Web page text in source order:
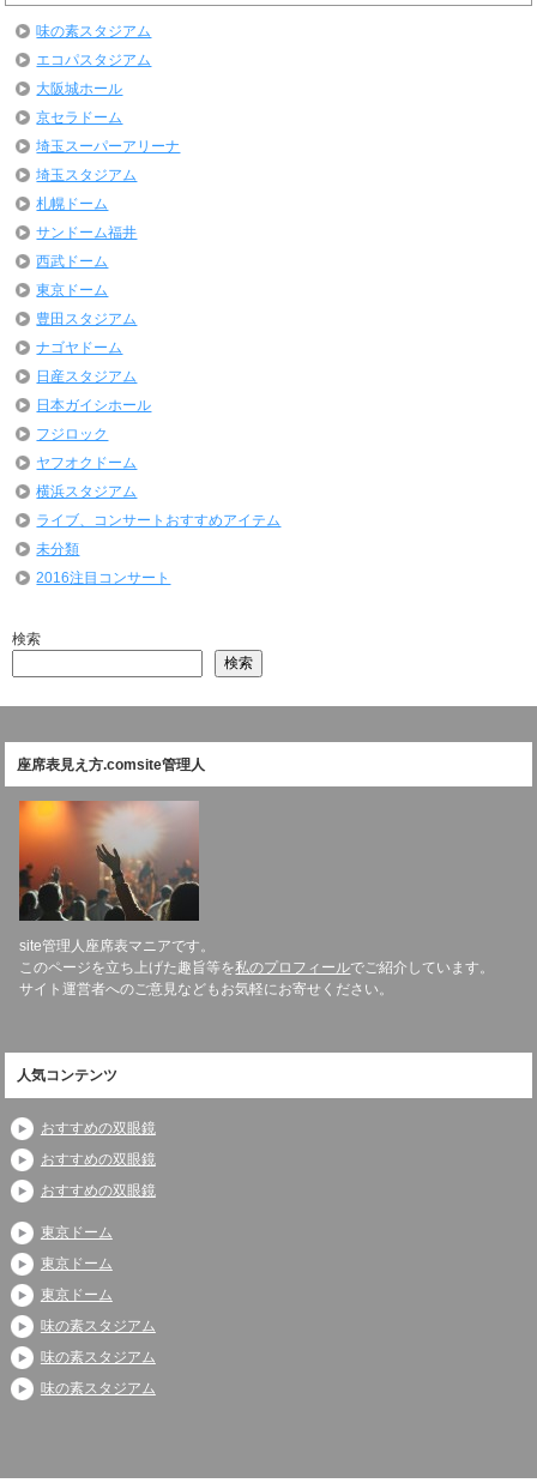
味の素スタジアム
エコパスタジアム
大阪城ホール
京セラドーム
埼玉スーパーアリーナ
埼玉スタジアム
札幌ドーム
サンドーム福井
西武ドーム
東京ドーム
豊田スタジアム
ナゴヤドーム
日産スタジアム
日本ガイシホール
フジロック
ヤフオクドーム
横浜スタジアム
ライブ、コンサートおすすめアイテム
未分類
2016注目コンサート
検索
検索
座席表見え方.comsite管理人
site管理人座席表マニアです。
このページを立ち上げた趣旨等を私のプロフィールでご紹介しています。
サイト運営者へのご意見などもお気軽にお寄せください。
人気コンテンツ
おすすめの双眼鏡
おすすめの双眼鏡
おすすめの双眼鏡
東京ドーム
東京ドーム
東京ドーム
味の素スタジアム
味の素スタジアム
味の素スタジアム